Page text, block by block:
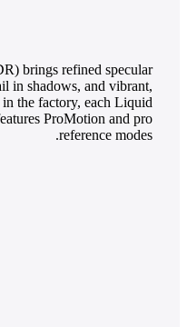
brings refined specular
in shadows, and vibrant,
the factory, each Liquid
ProMotion and pro
reference modes.